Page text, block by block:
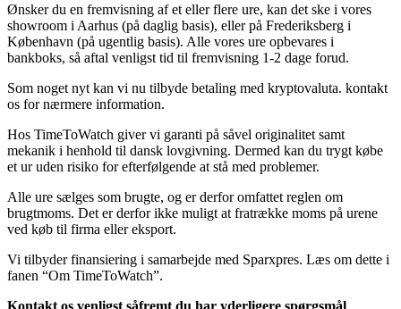
Ønsker du en fremvisning af et eller flere ure, kan det ske i vores
showroom i Aarhus (på daglig basis), eller på Frederiksberg i
København (på ugentlig basis). Alle vores ure opbevares i
bankboks, så aftal venligst tid til fremvisning 1-2 dage forud.
Som noget nyt kan vi nu tilbyde betaling med kryptovaluta. kontakt
os for nærmere information.
Hos TimeToWatch giver vi garanti på såvel originalitet samt
mekanik i henhold til dansk lovgivning. Dermed kan du trygt købe
et ur uden risiko for efterfølgende at stå med problemer.
Alle ure sælges som brugte, og er derfor omfattet reglen om
brugtmoms. Det er derfor ikke muligt at fratrække moms på urene
ved køb til firma eller eksport.
Vi tilbyder finansiering i samarbejde med Sparxpres. Læs om dette i
fanen “Om TimeToWatch”.
Kontakt os venligst såfremt du har yderligere spørgsmål